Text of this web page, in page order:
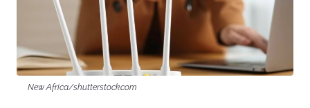
New Africa/shutterstock.com